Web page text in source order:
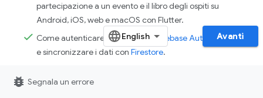
partecipazione a un evento e il libro degli ospiti su
Android, iOS, web e macOS con Flutter.
Come autenticare gli utenti conFirebase Authentication
e sincronizzare i dati con Firestore.
Avanti
bug_report Segnala un errore